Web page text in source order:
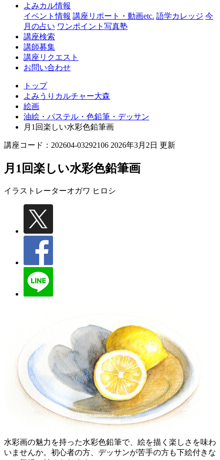
よみカル情報
イベント情報 講座リポート・動画etc. 語学カレッジ 今
月の占い ワンポイント写真塾
講座検索
講師募集
講座リクエスト
お問い合わせ
トップ
よみうりカルチャー大森
絵画
油絵・パステル・色鉛筆・デッサン
月1回楽しい水彩色鉛筆画
講座コード：202604-03292106 2026年3月2日 更新
月1回楽しい水彩色鉛筆画
イラストレーターオガワ ヒロシ
水彩画の魅力を持った水彩色鉛筆で、絵を描く楽しさを味わ
いませんか。初心者の方、デッサンが苦手の方も下絵付きな